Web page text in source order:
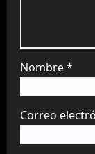
Nombre*
Correo